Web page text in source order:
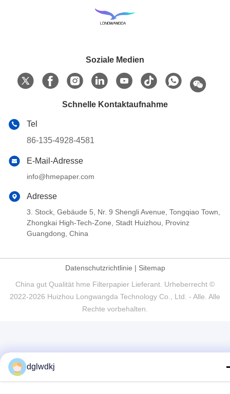
Soziale Medien
Schnelle Kontaktaufnahme
Tel
86-135-4928-4581
E-Mail-Adresse
info@hmepaper.com
Adresse
3. Stock, Gebäude 5, Nr. 9 Shengli Avenue, Tongqiao Town,
Zhongkai High-Tech-Zone, Stadt Huizhou, Provinz
Guangdong, China
Datenschutzrichtlinie | Sitemap
China gut Qualität hme Filterpapier Lieferant. Urheberrecht ©
2022-2026 Huizhou Longwangda Technology Co., Ltd. - Alle. Alle
Rechte vorbehalten.
dglwdkj